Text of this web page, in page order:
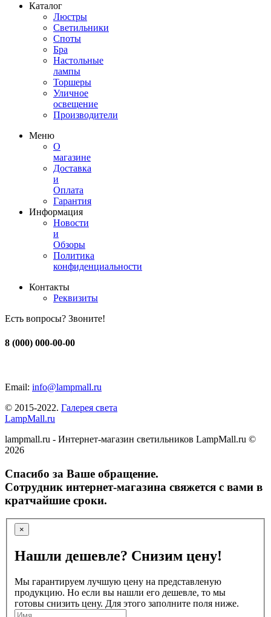
Каталог
Люстры
Светильники
Споты
Бра
Настольные
лампы
Торшеры
Уличное
освещение
Производители
Меню
О
магазине
Доставка
и
Оплата
Гарантия
Информация
Новости
и
Обзоры
Политика
конфиденциальности
Контакты
Реквизиты
Есть вопросы? Звоните!
8 (000) 000-00-00
Email: info@lampmall.ru
© 2015-2022. Галерея света
LampMall.ru
lampmall.ru - Интернет-магазин светильников LampMall.ru ©
2026
Спасибо за Ваше обращение.
Сотрудник интернет-магазина свяжется с вами в
кратчайшие сроки.
×
Нашли дешевле? Снизим цену!
Мы гарантируем лучшую цену на представленую
продукцию. Но если вы нашли его дешевле, то мы
готовы снизить цену. Для этого заполните поля ниже.